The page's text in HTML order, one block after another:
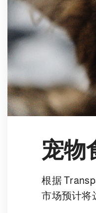
宠物
根据
市场预计将